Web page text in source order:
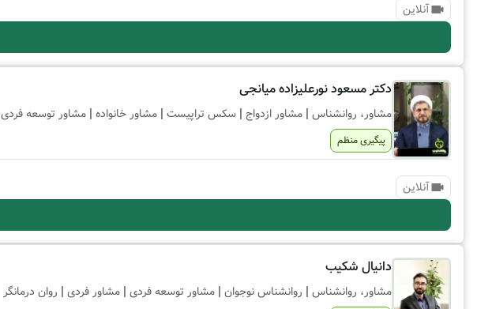
آنلاین
دکتر مسعود نورعلیزاده میانجی
مشاور، روانشناس | مشاور ازدواج | سکس تراپیست | مشاور خانواده | مشاور توسعه فردی
پیگیری منظم
آنلاین
دانیال شکیب
مشاور، روانشناس | روانشناس نوجوان | مشاور توسعه فردی | مشاور فردی | روان درمانگر